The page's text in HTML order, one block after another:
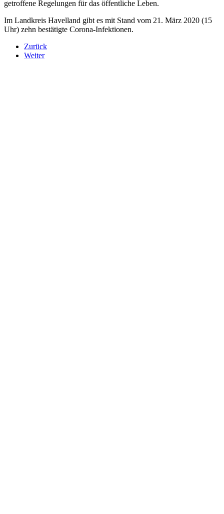
getroffene Regelungen für das öffentliche Leben.
Im Landkreis Havelland gibt es mit Stand vom 21. März 2020 (15
Uhr) zehn bestätigte Corona-Infektionen.
Zurück
Weiter